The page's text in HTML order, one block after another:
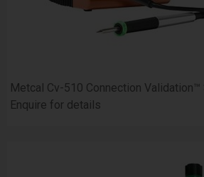
Metcal Cv-510 Connection
Enquire for details